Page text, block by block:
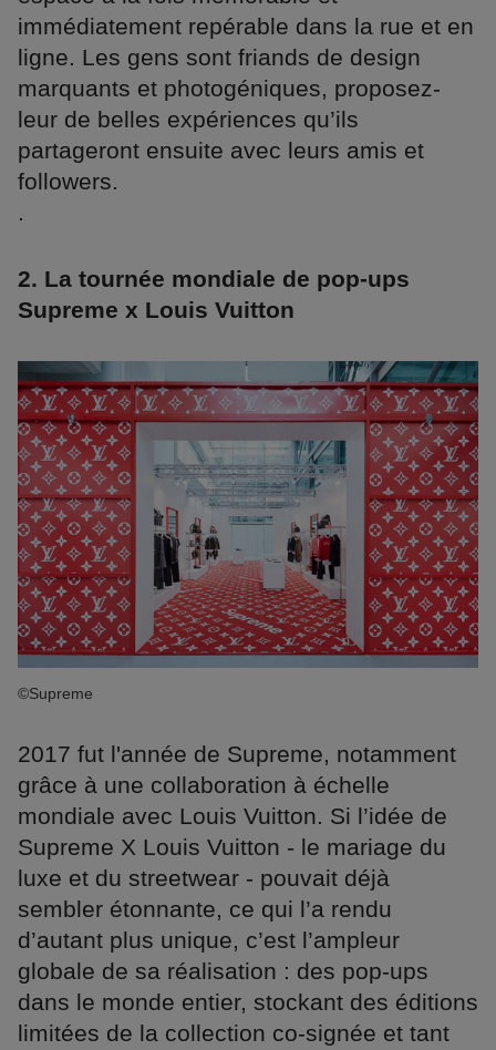
immédiatement repérable dans la rue et en
ligne. Les gens sont friands de design
marquants et photogéniques, proposez-
leur de belles expériences qu’ils
partageront ensuite avec leurs amis et
followers.
.
2. La tournée mondiale de pop-ups
Supreme x Louis Vuitton
©Supreme
2017 fut l'année de Supreme, notamment
grâce à une collaboration à échelle
mondiale avec Louis Vuitton. Si l’idée de
Supreme X Louis Vuitton - le mariage du
luxe et du streetwear - pouvait déjà
sembler étonnante, ce qui l’a rendu
d’autant plus unique, c’est l’ampleur
globale de sa réalisation : des pop-ups
dans le monde entier, stockant des éditions
limitées de la collection co-signée et tant